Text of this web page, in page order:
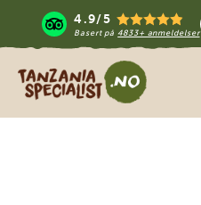
4.9/5
Basert på 4833+ anmeldelser
Tanzania Specialist